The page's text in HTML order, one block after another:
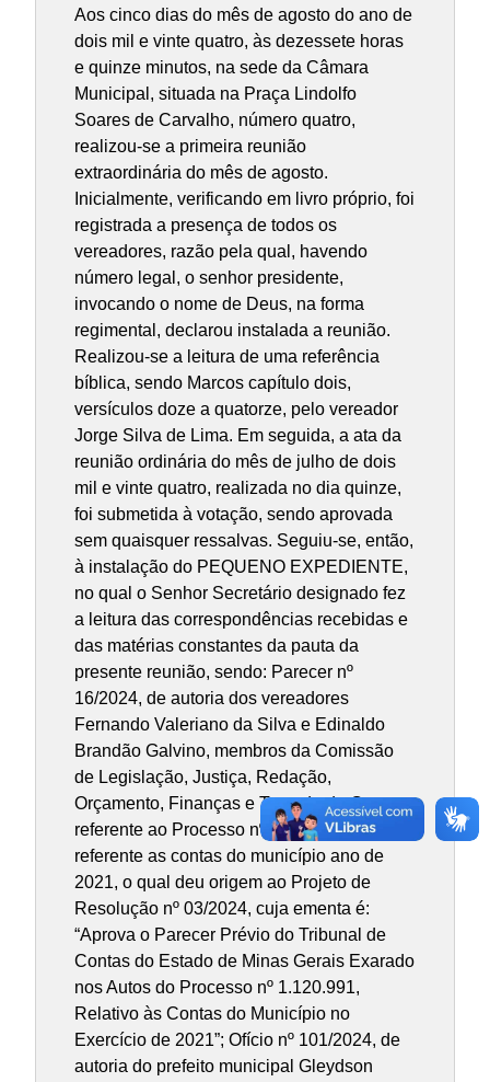
Aos cinco dias do mês de agosto do ano de
dois mil e vinte quatro, às dezessete horas
e quinze minutos, na sede da Câmara
Municipal, situada na Praça Lindolfo
Soares de Carvalho, número quatro,
realizou-se a primeira reunião
extraordinária do mês de agosto.
Inicialmente, verificando em livro próprio, foi
registrada a presença de todos os
vereadores, razão pela qual, havendo
número legal, o senhor presidente,
invocando o nome de Deus, na forma
regimental, declarou instalada a reunião.
Realizou-se a leitura de uma referência
bíblica, sendo Marcos capítulo dois,
versículos doze a quatorze, pelo vereador
Jorge Silva de Lima. Em seguida, a ata da
reunião ordinária do mês de julho de dois
mil e vinte quatro, realizada no dia quinze,
foi submetida à votação, sendo aprovada
sem quaisquer ressalvas. Seguiu-se, então,
à instalação do PEQUENO EXPEDIENTE,
no qual o Senhor Secretário designado fez
a leitura das correspondências recebidas e
das matérias constantes da pauta da
presente reunião, sendo: Parecer nº
16/2024, de autoria dos vereadores
Fernando Valeriano da Silva e Edinaldo
Brandão Galvino, membros da Comissão
de Legislação, Justiça, Redação,
Orçamento, Finanças e Tomada de Contas,
referente ao Processo nº 1.120.991 –
referente as contas do município ano de
2021, o qual deu origem ao Projeto de
Resolução nº 03/2024, cuja ementa é:
“Aprova o Parecer Prévio do Tribunal de
Contas do Estado de Minas Gerais Exarado
nos Autos do Processo nº 1.120.991,
Relativo às Contas do Município no
Exercício de 2021”; Ofício nº 101/2024, de
autoria do prefeito municipal Gleydson